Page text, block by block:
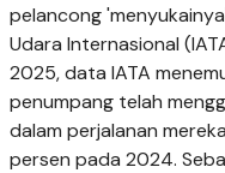
pelancong
Udara Internasional
2025, data IATA
penumpang telah
dalam perjalanan
persen pada 2024.